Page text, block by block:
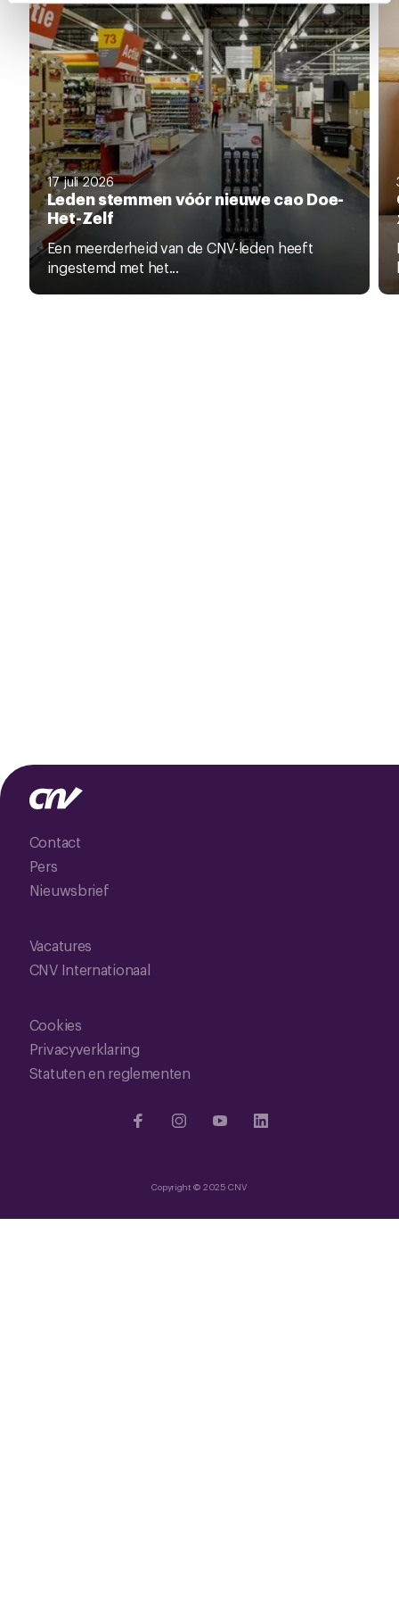
intrekken via decookieverklaringof door te klikken op
het ronde cookie-instellingenicoontje linksonder op de
pagina.
17 juli 2026
Leden stemmen vóór nieuwe cao Doe-
Het-Zelf
Een meerderheid van de CNV-leden heeft
ingestemd met het...
Contact
Pers
Nieuwsbrief
Vacatures
CNV Internationaal
Cookies
Privacyverklaring
Statuten en reglementen
Copyright © 2025 CNV